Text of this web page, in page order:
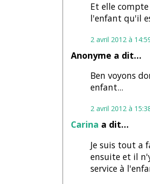
Et elle
l'enfant qu'il
2 avril 2012 à
Anonyme a dit…
Ben voyons
enfant...
2 avril 2012 à
Carina a dit…
Je suis tout a
ensuite et il
service à